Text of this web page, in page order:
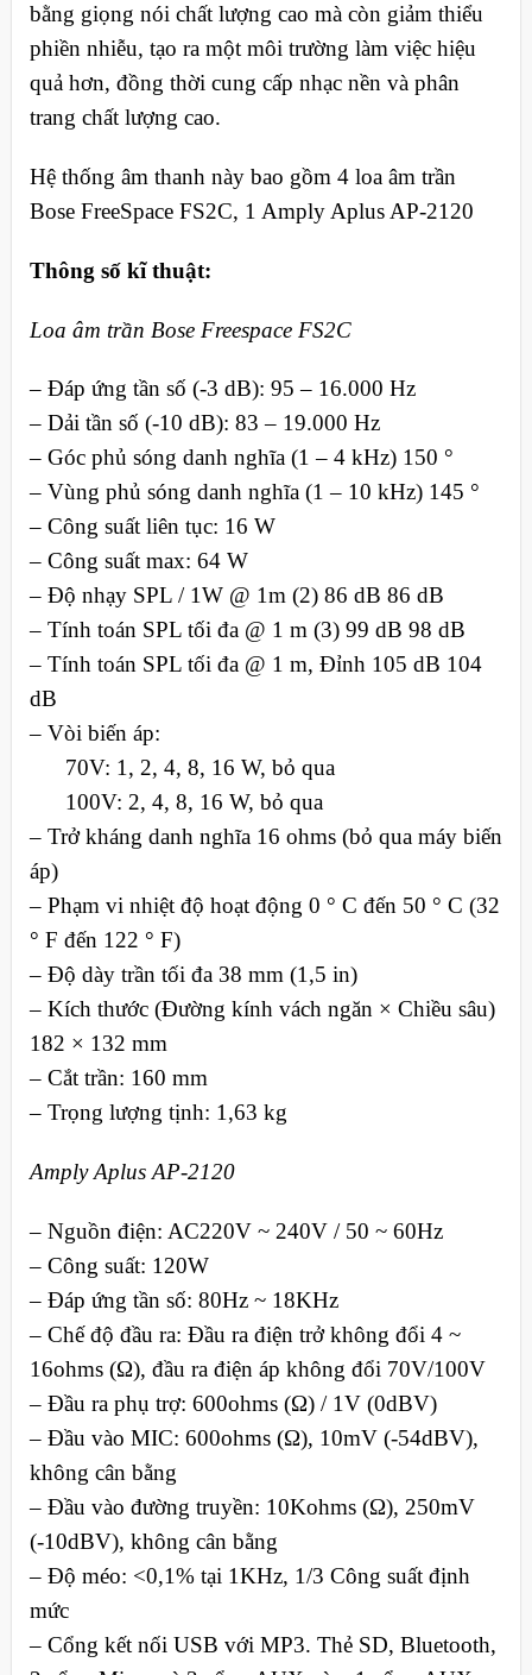
bằng giọng nói chất lượng cao mà còn giảm thiểu
phiền nhiễu, tạo ra một môi trường làm việc hiệu
quả hơn, đồng thời cung cấp nhạc nền và phân
trang chất lượng cao.
Hệ thống âm thanh này bao gồm 4 loa âm trần
Bose FreeSpace FS2C, 1 Amply Aplus AP-2120
Thông số kĩ thuật:
Loa âm trần Bose Freespace FS2C
– Đáp ứng tần số (-3 dB): 95 – 16.000 Hz
– Dải tần số (-10 dB): 83 – 19.000 Hz
– Góc phủ sóng danh nghĩa (1 – 4 kHz) 150 °
– Vùng phủ sóng danh nghĩa (1 – 10 kHz) 145 °
– Công suất liên tục: 16 W
– Công suất max: 64 W
– Độ nhạy SPL / 1W @ 1m (2) 86 dB 86 dB
– Tính toán SPL tối đa @ 1 m (3) 99 dB 98 dB
– Tính toán SPL tối đa @ 1 m, Đỉnh 105 dB 104
dB
– Vòi biến áp:
70V: 1, 2, 4, 8, 16 W, bỏ qua
100V: 2, 4, 8, 16 W, bỏ qua
– Trở kháng danh nghĩa 16 ohms (bỏ qua máy biến
áp)
– Phạm vi nhiệt độ hoạt động 0 ° C đến 50 ° C (32
° F đến 122 ° F)
– Độ dày trần tối đa 38 mm (1,5 in)
– Kích thước (Đường kính vách ngăn × Chiều sâu)
182 × 132 mm
– Cắt trần: 160 mm
– Trọng lượng tịnh: 1,63 kg
Amply Aplus AP-2120
– Nguồn điện: AC220V ~ 240V / 50 ~ 60Hz
– Công suất: 120W
– Đáp ứng tần số: 80Hz ~ 18KHz
– Chế độ đầu ra: Đầu ra điện trở không đổi 4 ~
16ohms (Ω), đầu ra điện áp không đổi 70V/100V
– Đầu ra phụ trợ: 600ohms (Ω) / 1V (0dBV)
– Đầu vào MIC: 600ohms (Ω), 10mV (-54dBV),
không cân bằng
– Đầu vào đường truyền: 10Kohms (Ω), 250mV
(-10dBV), không cân bằng
– Độ méo: <0,1% tại 1KHz, 1/3 Công suất định
mức
– Cổng kết nối USB với MP3. Thẻ SD, Bluetooth,